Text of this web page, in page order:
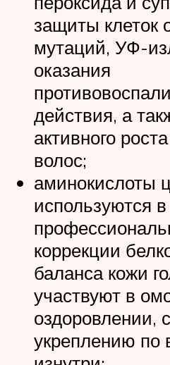
защиты клеток
мутаций, УФ-
оказания
действия, а
активного
волос;
аминокислоты
используются в
коррекции
баланса кожи
участвуют в
оздоровлении,
укреплению по